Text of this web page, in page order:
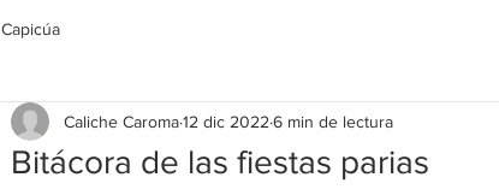
Capicúa
Bitácora de las fiestas parias
Caliche Caroma12 dic 2022 6 min de lectura